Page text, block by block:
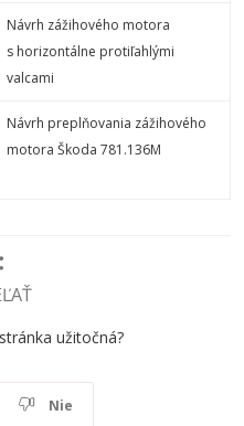
Návrh zážihového motora
s horizontálne protiľahlými
valcami
Návrh preplňovania zážihového
motora Škoda 781.136M
užitočná?
Nie